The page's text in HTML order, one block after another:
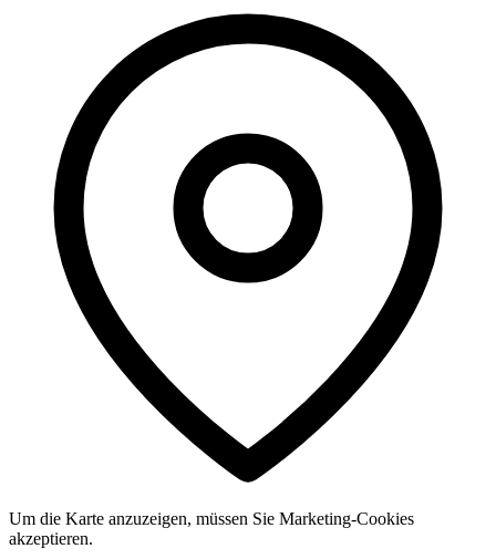
Um die Karte anzuzeigen, müssen Sie Marketing-Cookies
akzeptieren.